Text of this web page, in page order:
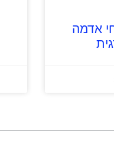
אדמה